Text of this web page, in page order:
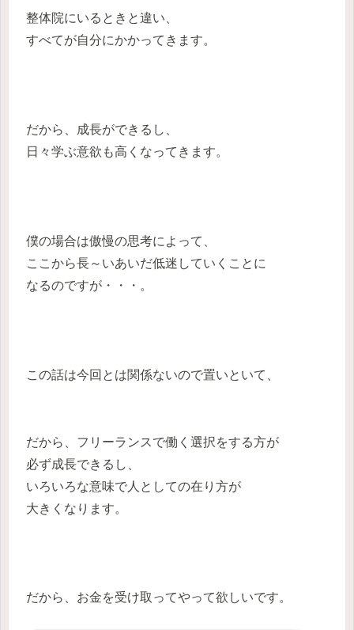
整体院にいるときと違い、
すべてが自分にかかってきます。
だから、成長ができるし、
日々学ぶ意欲も高くなってきます。
僕の場合は傲慢の思考によって、
ここから長～いあいだ低迷していくことに
なるのですが・・・。
この話は今回とは関係ないので置いといて、
だから、フリーランスで働く選択をする方が
必ず成長できるし、
いろいろな意味で人としての在り方が
大きくなります。
だから、お金を受け取ってやって欲しいです。